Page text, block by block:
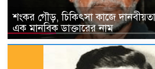
শংকর গৌড়, চিকিৎসা কাজে
এক মানবিক ডাক্তারের নাম